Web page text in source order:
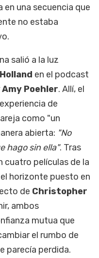
una secuencia que
no estaba
salió a la luz
Holland en el podcast
Amy Poehler. Allí, el
de
como "un
abierta: "No
hago sin ella". Tras
cuatro películas de la
horizonte puesto en
de Christopher
ambos
mutua que
el rumbo de
parecía perdida.